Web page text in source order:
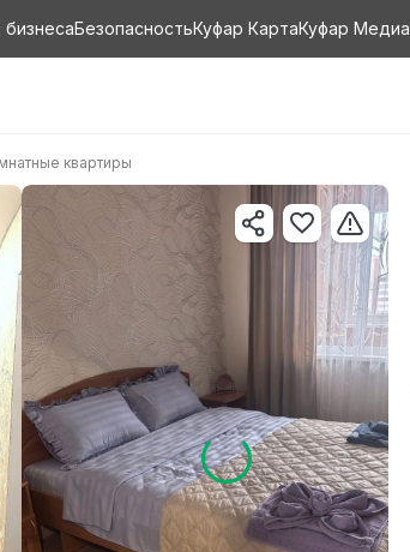
БезопасностьКуфар КартаКуфар Медиа
квартиры